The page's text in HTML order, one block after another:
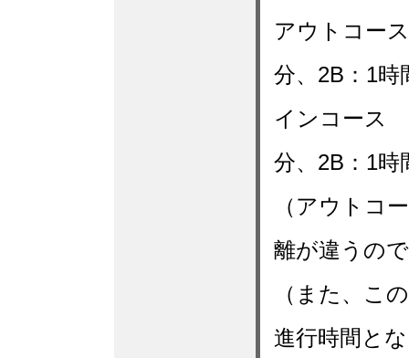
アウトコー
分、2B：1時
インコース
分、2B：1時
（アウトコ
離が違うの
（また、こ
進行時間と